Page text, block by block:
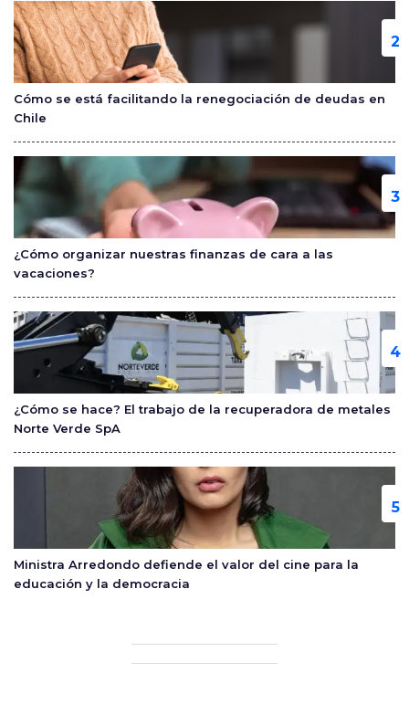
Cómo se está facilitando la renegociación de deudas en
Chile
¿Cómo organizar nuestras finanzas de cara a las
vacaciones?
¿Cómo se hace? El trabajo de la recuperadora de metales
Norte Verde SpA
Ministra Arredondo defiende el valor del cine para la
educación y la democracia